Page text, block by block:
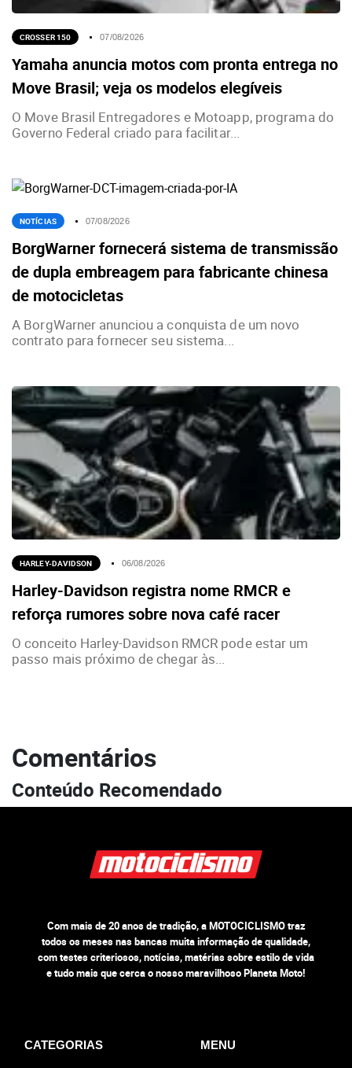
CROSSER 150 07/08/2026
Yamaha anuncia motos com pronta entrega no
Move Brasil; veja os modelos elegíveis
O Move Brasil Entregadores e Motoapp, programa do
Governo Federal criado para facilitar...
NOTÍCIAS 07/08/2026
BorgWarner fornecerá sistema de transmissão
de dupla embreagem para fabricante chinesa
de motocicletas
A BorgWarner anunciou a conquista de um novo
contrato para fornecer seu sistema...
HARLEY-DAVIDSON 06/08/2026
Harley-Davidson registra nome RMCR e
reforça rumores sobre nova café racer
O conceito Harley-Davidson RMCR pode estar um
passo mais próximo de chegar às...
Comentários
Conteúdo Recomendado
Com mais de 20 anos de tradição, a MOTOCICLISMO traz
todos os meses nas bancas muita informação de qualidade,
com testes criteriosos, notícias, matérias sobre estilo de vida
e tudo mais que cerca o nosso maravilhoso Planeta Moto!
CATEGORIAS MENU